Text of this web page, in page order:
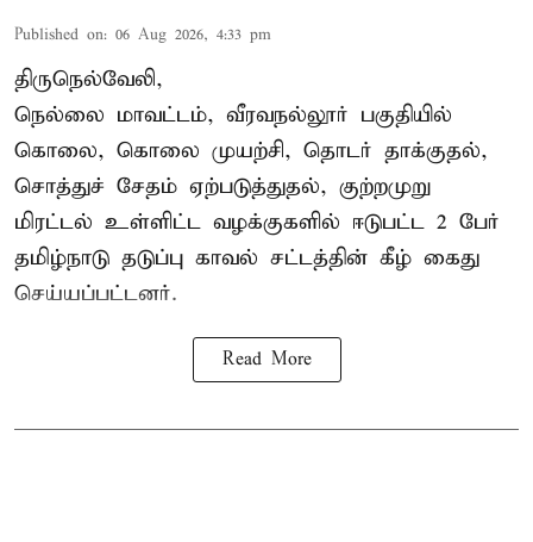
Published on: 06 Aug 2026, 4:33 pm
திருநெல்வேலி,
நெல்லை மாவட்டம், வீரவநல்லூர் பகுதியில்
கொலை, கொலை முயற்சி, தொடர் தாக்குதல்,
சொத்துச் சேதம் ஏற்படுத்துதல், குற்றமுறு
மிரட்டல் உள்ளிட்ட வழக்குகளில் ஈடுபட்ட 2 பேர்
தமிழ்நாடு தடுப்பு காவல் சட்டத்தின் கீழ் கைது
செய்யப்பட்டனர்.
Read More